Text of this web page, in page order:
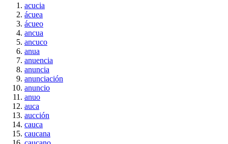
acucia
ácuea
ácueo
ancua
ancuco
anua
anuencia
anuncia
anunciación
anuncio
anuo
auca
aucción
cauca
caucana